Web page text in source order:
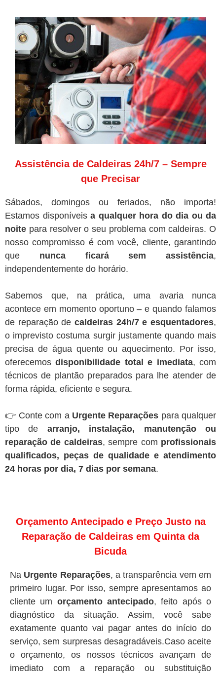
Assistência de Caldeiras 24h/7 – Sempre
que Precisar
Sábados, domingos ou feriados, não importa!
Estamos disponíveis a qualquer hora do dia ou da
noite para resolver o seu problema com caldeiras. O
nosso compromisso é com você, cliente, garantindo
que nunca ficará sem assistência,
independentemente do horário.
Sabemos que, na prática, uma avaria nunca
acontece em momento oportuno – e quando falamos
de reparação de caldeiras 24h/7 e esquentadores,
o imprevisto costuma surgir justamente quando mais
precisa de água quente ou aquecimento. Por isso,
oferecemosdisponibilidade total e imediata, com
técnicos de plantão preparados para lhe atender de
forma rápida, eficiente e segura.
👉 Conte com a Urgente Reparações para qualquer
tipo de arranjo, instalação, manutenção ou
reparação de caldeiras, sempre com profissionais
qualificados, peças de qualidade e atendimento
24 horas por dia, 7 dias por semana.
Orçamento Antecipado e Preço Justo na
Reparação de Caldeiras em Quinta da
Bicuda
Na Urgente Reparações, a transparência vem em
primeiro lugar. Por isso, sempre apresentamos ao
cliente um orçamento antecipado, feito após o
diagnóstico da situação. Assim, você sabe
exatamente quanto vai pagar antes do início do
serviço, sem surpresas desagradáveis.Caso aceite
o orçamento, os nossos técnicos avançam de
imediato com a reparação ou substituição